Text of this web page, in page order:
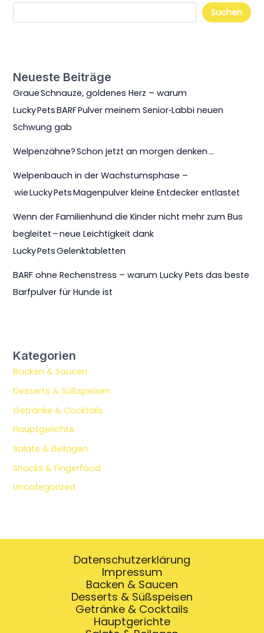
Suchen
Neueste Beiträge
Graue Schnauze, goldenes Herz – warum
Lucky Pets BARF Pulver meinem Senior‑Labbi neuen
Schwung gab
Welpenzähne? Schon jetzt an morgen denken …
Welpenbauch in der Wachstumsphase –
wie Lucky Pets Magenpulver kleine Entdecker entlastet
Wenn der Familienhund die Kinder nicht mehr zum Bus
begleitet – neue Leichtigkeit dank
Lucky Pets Gelenktabletten
BARF ohne Rechenstress – warum Lucky Pets das beste
Barfpulver für Hunde ist
Kategorien
Backen & Saucen
Desserts & Süßspeisen
Getränke & Cocktails
Hauptgerichte
Salate & Beilagen
Snacks & Fingerfood
Uncategorized
Datenschutzerklärung
Impressum
Backen & Saucen
Desserts & Süßspeisen
Getränke & Cocktails
Hauptgerichte